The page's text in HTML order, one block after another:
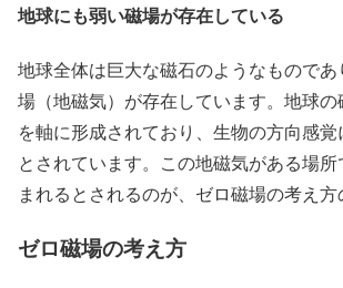
地球にも弱い磁場が存在している
地球全体は巨大な磁石のようなもので
場（地磁気）が存在しています。地球
を軸に形成されており、生物の方向感
とされています。この地磁気がある場
まれるとされるのが、ゼロ磁場の考え方
ゼロ磁場の考え方